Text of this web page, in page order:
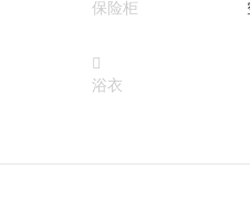
保险柜

浴衣